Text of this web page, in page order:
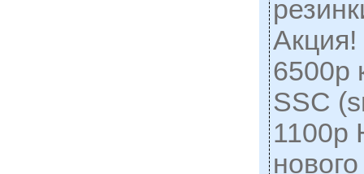
Акция!
6500р
SSC
1100р